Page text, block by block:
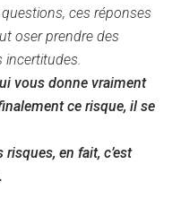
ces réponses
oser prendre des
incertitudes.
vous donne vraiment
ce risque, il se
en fait, c’est